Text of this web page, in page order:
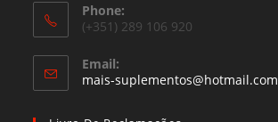
Phone:
(+351) 289 106 920
Email:
mais-suplementos@hotmail.com